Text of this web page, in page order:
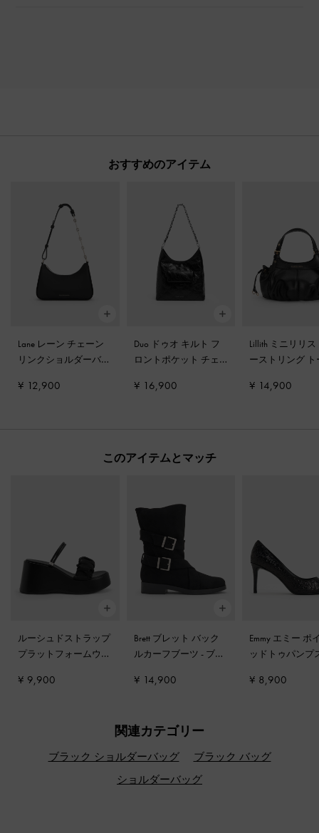
おすすめのアイテム
Lane レーン チェーン
リンクショルダーバッ
¥ 12,900
Duo ドゥオ キルト フ
ロントポケット チェ
ノワール
¥ 16,900
Lillith ミニリリ
ーストリング ト
¥ 14,900
このアイテムとマッチ
ルーシュドストラップ
プラットフォームウェ
チャー
¥ 9,900
Brett ブレット バック
ルカーフブーツ - ブラ
¥ 14,900
Emmy エミー ポ
ッドトゥパンプ
¥ 8,900
関連カテゴリー
ブラック ショルダーバッグ
ブラック バッグ
ショルダーバッグ